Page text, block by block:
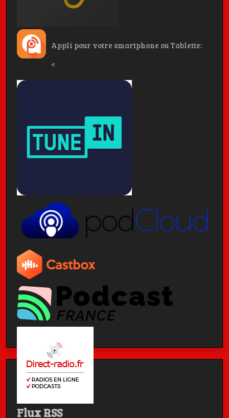
Appli pour votre smartphone ou Tablette:
<
Flux RSS